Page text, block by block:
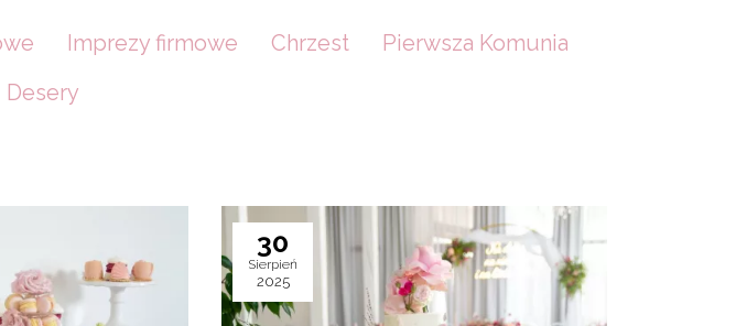
Imprezy firmowe Chrzest
Pierwsza Komunia
Desery
30
Sierpień
2025